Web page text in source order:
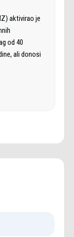
aktivirao je
od 40
ali donosi